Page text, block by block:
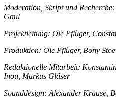
Moderation, Skript und
Gaul
Projektleitung: Ole Pflüger,
Produktion: Ole Pflüger, Bony
Redaktionelle Mitarbeit:
Inou, Markus Gläser
Sounddesign: Alexander Krause,